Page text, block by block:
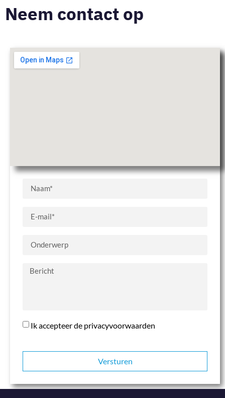
Neem contact op
Ik accepteer de privacyvoorwaarden
Versturen